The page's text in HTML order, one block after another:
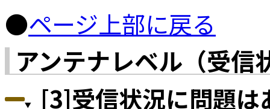
●ページ上部に戻る
アンテナレベル（受信
[3]受信状況に問題は